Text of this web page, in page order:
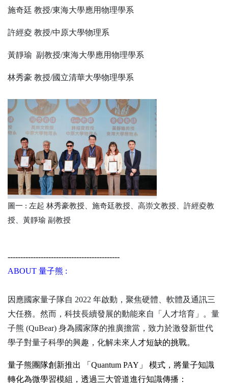
施奇廷 教授/東海大學應用物理學系
許經夌 教授/中原大學物理系
黃靜瑜 副教授/東海大學應用物理學系
林秀豪 教授/國立清華大學物理學系
圖一 : 左起 林秀豪教授、施奇廷教授、高崇文教授、許經夌教
授、黃靜瑜 副教授
--------------------------------------------
ABOUT 量子熊 :
因應國家量子隊自 2022 年啟動，聚焦硬體、軟體及通訊三
大任務。然而，科技長續發展的動能來自「人才培育」。量
子熊 (QuBear) 身為國家隊的推廣擔當，致力於激發新世代
學子對量子科學的興趣，化解未來人 才短缺的挑戰。
量子熊團隊創新推出 「Quantum PAY」 模式，將量子知識
轉化為微學習模組，透過三大管道進行知識傳播：